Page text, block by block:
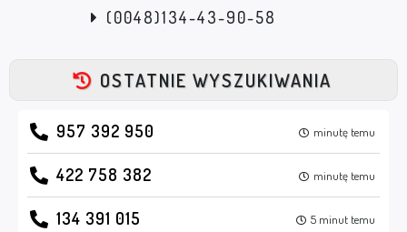
(0048)134-43-90-58
OSTATNIE WYSZUKIWANIA
957 392 950 minutę temu
422 758 382 minutę temu
134 391 015 5 minut temu